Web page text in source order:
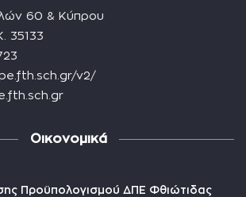
60 & Κύπρου
v2/
Οικονομικά
Προϋπολογισμού ΔΠΕ Φθιώτιδας